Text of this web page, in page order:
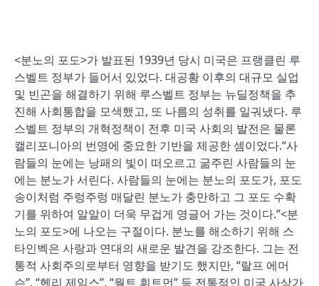
<분노의 포도>가 발표된 1939년 당시 미국은 프랭클린 루
스벨트 정부가 들어서 있었다. 대공황 이후의 대규모 실업
및 빈곤을 해결하기 위해 루스벨트 정부는 뉴딜정책을 추
진해 사회통합을 모색했고, 또 나름의 성취를 일궈냈다. 루
스벨트 정부의 개혁정책이 전후 미국 사회의 발전은 물론
캘리포니아의 번영에 중요한 기반을 제공한 셈이었다.“사
람들의 눈에는 낭패의 빛이 떠오르고 굶주린 사람들의 눈
에는 분노가 서린다. 사람들의 눈에는 분노의 포도가, 포도
송이처럼 주렁주렁 매달린 분노가 충만하고 그 포도 수확
기를 위하여 알알이 더욱 무겁게 영글어 가는 것이다.”<분
노의 포도>에 나오는 구절이다. 분노를 해소하기 위해 스
타인벡은 사랑과 연대의 새로운 발견을 강조한다. 그는 전
통적 사회주의로부터 영향을 받기도 했지만, “랄프 에머
슨”, “헨리 제임스”, “월트 휘트먼” 등 전통적인 미국 사상가